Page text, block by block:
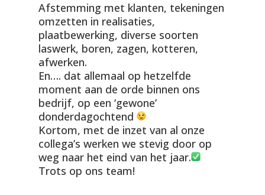
Afstemming met klanten, tekeningen
omzetten in realisaties,
plaatbewerking, diverse soorten
laswerk, boren, zagen, kotteren,
afwerken.
En…. dat allemaal op hetzelfde
moment aan de orde binnen ons
bedrijf, op een ‘gewone’
donderdagochtend
Kortom, met de inzet van al onze
collega’s werken we stevig door op
weg naar het eind van het jaar.
Trots op ons team!